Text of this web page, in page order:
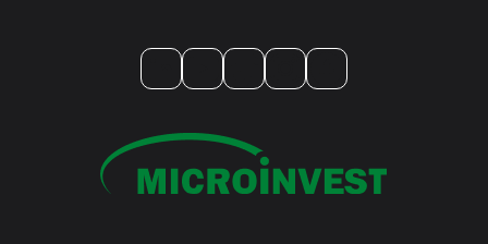
LinkedIn
YouTube
TikTok
Instagram
Facebook